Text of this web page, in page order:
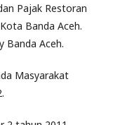
Pajak Restoran
Banda Aceh.
Banda Aceh.
Masyarakat